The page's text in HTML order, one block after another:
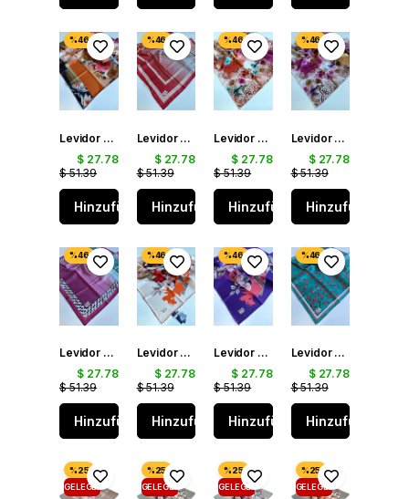
Levidor Tivil İpek Eşarp 40042 Turuncu Karışık Desen
$ 27.78
$ 51.39
Hinzufügen
Levidor Tivil İpek Eşarp 39261 Kırmızı Karışık Desen
$ 27.78
$ 51.39
Hinzufügen
Levidor Tivil İpek Eşarp 39308 Pudra Karışık Desen
$ 27.78
$ 51.39
Hinzufügen
Levidor Tivil İpek Eşarp 39309 Pudra Karışık Desen
$ 27.78
$ 51.39
Hinzufügen
Levidor Tivil İpek Eşarp 39271 Pembe Karışık Desen
$ 27.78
$ 51.39
Hinzufügen
Levidor Tivil İpek Eşarp 40084 Turuncu Karışık Desen
$ 27.78
$ 51.39
Hinzufügen
Levidor Tivil İpek Eşarp 40087 Mor Karışık Desen
$ 27.78
$ 51.39
Hinzufügen
Levidor Tivil İpek Eşarp 40126 Yeşil Karışık Desen
$ 27.78
$ 51.39
Hinzufügen
GELEGENHEIT
GELEGENHEIT
GELEGENHEIT
GELEGENHEIT